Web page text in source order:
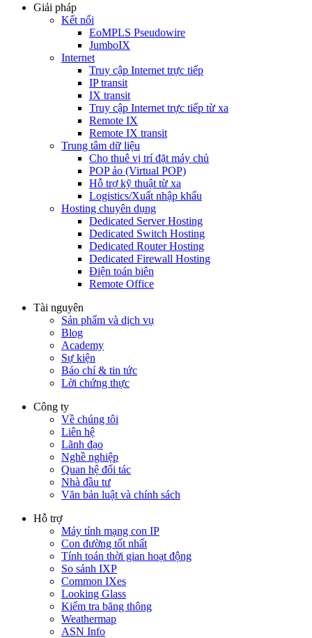
Giải pháp
Kết nối
EoMPLS Pseudowire
JumboIX
Internet
Truy cập Internet trực tiếp
IP transit
IX transit
Truy cập Internet trực tiếp từ xa
Remote IX
Remote IX transit
Trung tâm dữ liệu
Cho thuê vị trí đặt máy chủ
POP ảo (Virtual POP)
Hỗ trợ kỹ thuật từ xa
Logistics/Xuất nhập khẩu
Hosting chuyên dụng
Dedicated Server Hosting
Dedicated Switch Hosting
Dedicated Router Hosting
Dedicated Firewall Hosting
Điện toán biên
Remote Office
Tài nguyên
Sản phẩm và dịch vụ
Blog
Academy
Sự kiện
Báo chí & tin tức
Lời chứng thực
Công ty
Về chúng tôi
Liên hệ
Lãnh đạo
Nghề nghiệp
Quan hệ đối tác
Nhà đầu tư
Văn bản luật và chính sách
Hỗ trợ
Máy tính mạng con IP
Con đường tốt nhất
Tính toán thời gian hoạt động
So sánh IXP
Common IXes
Looking Glass
Kiểm tra băng thông
Weathermap
ASN Info